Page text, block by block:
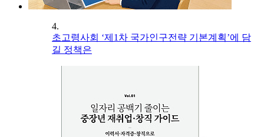
4.
초고령사회 ‘제1차 국가인구전략 기본계획’에 담
길 정책은